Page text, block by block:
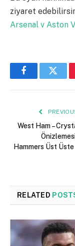
ziyaret
Arsenal v Aston
Facebook
West Ham –
Hammers Üst
RELATED